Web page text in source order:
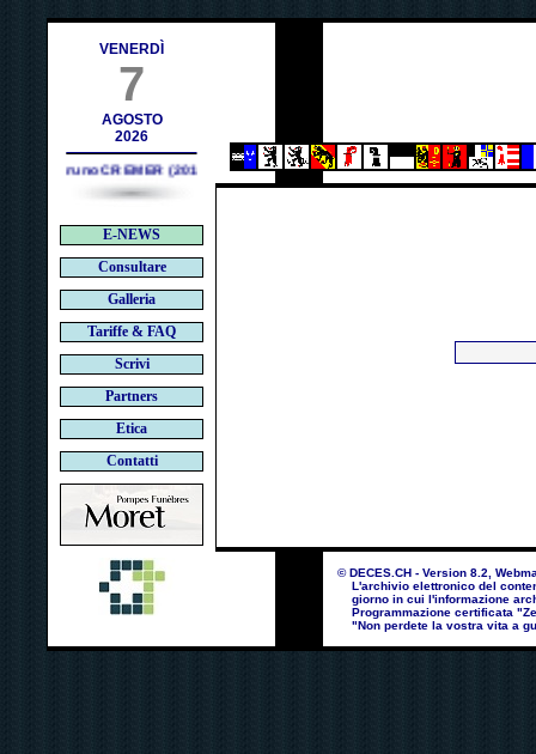
VENERDÌ
7
AGOSTO
2026
Bruno CREMER (2010)
E-NEWS
Consultare
Galleria
Tariffe & FAQ
Scrivi
Partners
Etica
Contatti
© DECES.CH - Version 8.2,
L'archivio elettronico del
giorno in cui l'informazione
Programmazione certificata
"Non perdete la vostra vita a